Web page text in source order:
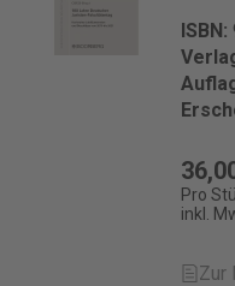
ISBN:
Pro
inkl.
Zur